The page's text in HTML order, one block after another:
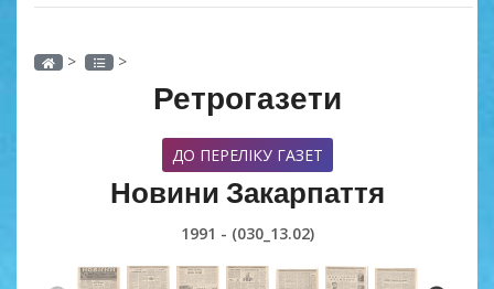
> >
Ретрогазети
ДО ПЕРЕЛІКУ ГАЗЕТ
Новини Закарпаття
1991 - (030_13.02)